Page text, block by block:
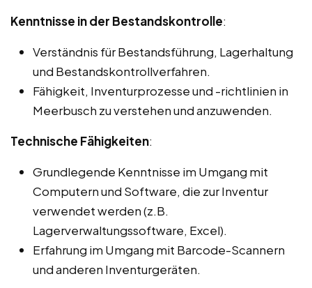
Kenntnisse in der Bestandskontrolle:
Verständnis für Bestandsführung, Lagerhaltung
und Bestandskontrollverfahren.
Fähigkeit, Inventurprozesse und -richtlinien in
Meerbusch zu verstehen und anzuwenden.
Technische Fähigkeiten:
Grundlegende Kenntnisse im Umgang mit
Computern und Software, die zur Inventur
verwendet werden (z.B.
Lagerverwaltungssoftware, Excel).
Erfahrung im Umgang mit Barcode-Scannern
und anderen Inventurgeräten.